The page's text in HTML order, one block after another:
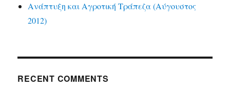
Ανάπτυξη και Αγροτική Τράπεζα (Αύγουστος
2012)
RECENT COMMENTS